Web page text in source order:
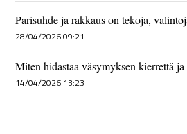
Parisuhde ja rakkaus on tekoja,
28/04/2026 09:21
Miten hidastaa väsymyksen kierrettä ja
14/04/2026 13:23